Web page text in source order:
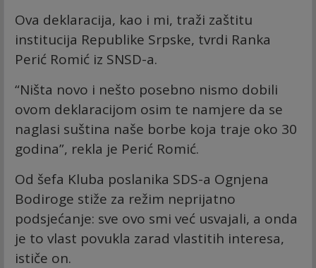
Ova deklaracija, kao i mi, traži zaštitu
institucija Republike Srpske, tvrdi Ranka
Perić Romić iz SNSD-a.
“Ništa novo i nešto posebno nismo dobili
ovom deklaracijom osim te namjere da se
naglasi suština naše borbe koja traje oko 30
godina”, rekla je Perić Romić.
Od šefa Kluba poslanika SDS-a Ognjena
Bodiroge stiže za režim neprijatno
podsjećanje: sve ovo smi već usvajali, a onda
je to vlast povukla zarad vlastitih interesa,
ističe on.